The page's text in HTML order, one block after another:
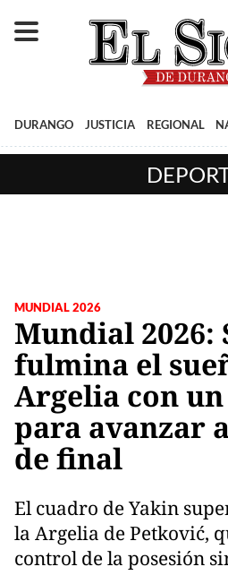
DURANGO JUSTICIA REGIONAL
MUNDIAL 2026
Mundial 2026:
fulmina el
Argelia con
para avanzar
de final
El cuadro de Yakin
la Argelia de Petković,
control de la posesión